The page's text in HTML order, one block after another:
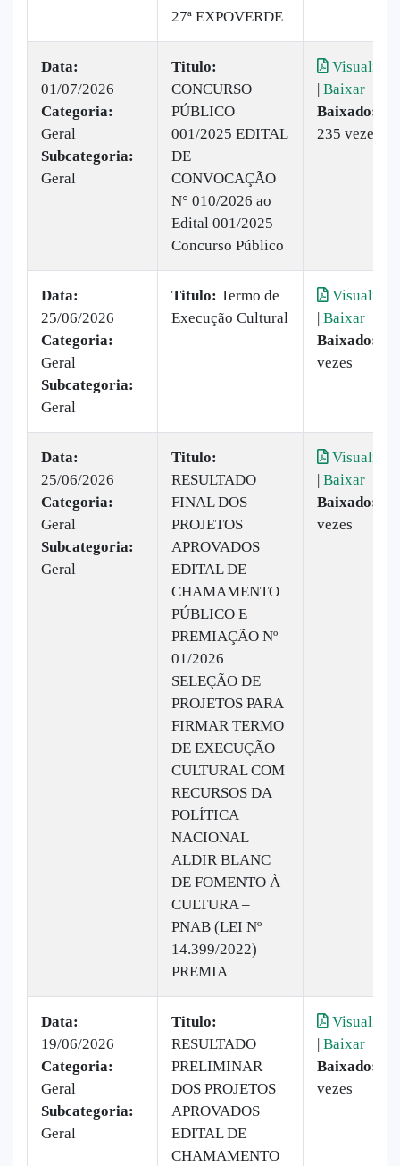
27ª EXPOVERDE
Data:
01/07/2026
Categoria:
Geral
Subcategoria:
Geral
Titulo:
CONCURSO
PÚBLICO
001/2025 EDITAL
DE
CONVOCAÇÃO
N° 010/2026 ao
Edital 001/2025 –
Concurso Público
Visualizar
| Baixar
Baixado:
235 vezes
Data:
25/06/2026
Categoria:
Geral
Subcategoria:
Geral
Titulo: Termo de
Execução Cultural
Visualizar
| Baixar
Baixado:
vezes
Data:
25/06/2026
Categoria:
Geral
Subcategoria:
Geral
Titulo:
RESULTADO
FINAL DOS
PROJETOS
APROVADOS
EDITAL DE
CHAMAMENTO
PÚBLICO E
PREMIAÇÃO Nº
01/2026
SELEÇÃO DE
PROJETOS PARA
FIRMAR TERMO
DE EXECUÇÃO
CULTURAL COM
RECURSOS DA
POLÍTICA
NACIONAL
ALDIR BLANC
DE FOMENTO À
CULTURA –
PNAB (LEI Nº
14.399/2022)
PREMIA
Visualizar
| Baixar
Baixado:
vezes
Data:
19/06/2026
Categoria:
Geral
Subcategoria:
Geral
Titulo:
RESULTADO
PRELIMINAR
DOS PROJETOS
APROVADOS
EDITAL DE
CHAMAMENTO
Visualizar
| Baixar
Baixado:
vezes